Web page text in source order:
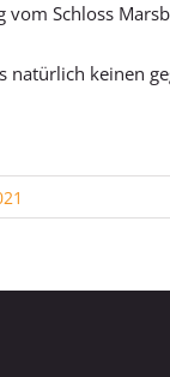
Schloss
natürlich keinen